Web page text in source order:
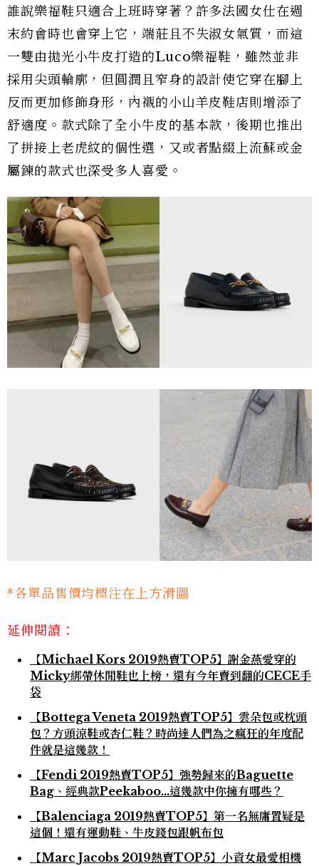
誰說樂福鞋只適合上班時穿著？許多法國女仕在週
末約會時也會穿上它，端莊且不失淑女氣質，而這
一雙由拋光小牛皮打造的Luco樂福鞋，雖然並非
採用尖頭輪廓，但圓潤且窄身的設計使它穿在腳上
反而更加修飾身形，內襯的小山羊皮鞋店則增添了
舒適度。款式除了全小牛皮的基本款，後期也推出
了拼接上老虎紋的個性選，又或者點綴上流蘇或金
屬鍊的款式也深受多人喜愛。
*各單品售價均標注在上方滑圖
延伸閱讀：
【Michael Kors 2019熱賣TOP5】謝金燕愛穿的
Micky綁帶休閒鞋也上榜，還有今年賣到翻的CECE手
袋
【Bottega Veneta 2019熱賣TOP5】雲朵包或枕頭
包？方頭涼鞋或杏仁鞋？時尚達人們為之瘋狂的年度配
件就是這幾款！
【Fendi 2019熱賣TOP5】強勢歸來的Baguette
Bag、經典款Peekaboo...這幾款中你擁有哪些？
【Balenciaga 2019熱賣TOP5】第一名無庸置疑是
這個！還有運動鞋、牛皮錢包跟帆布包
【Marc Jacobs 2019熱賣TOP5】小資女最愛相機